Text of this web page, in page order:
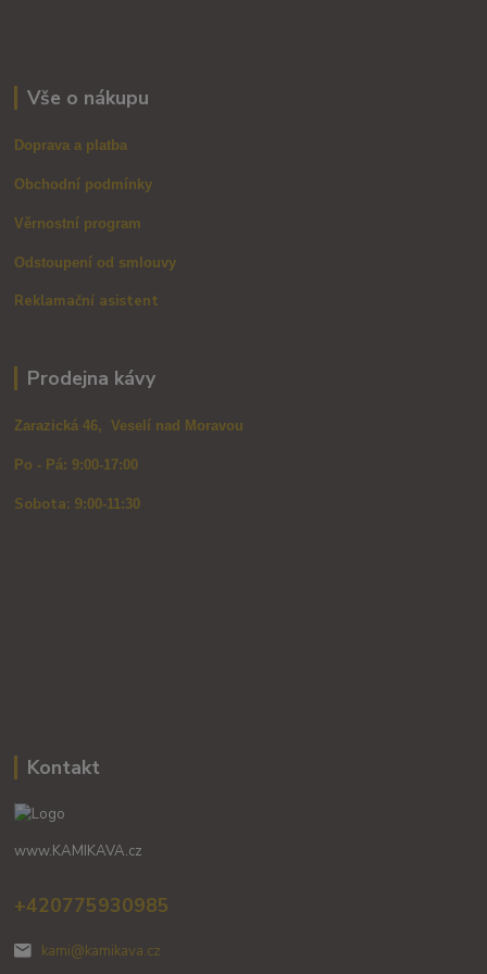
Vše o nákupu
Doprava a platba
Obchodní podmínky
Věrnostní program
Odstoupení od smlouvy
Reklamační asistent
Prodejna kávy
Zarazická 46, Veselí nad Moravou
Po - Pá: 9:00-17:00
Sobota: 9:00-11:30
Kontakt
www.KAMIKAVA.cz
+420775930985
kami@kamikava.cz